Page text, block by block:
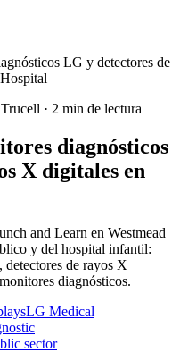
LG y detectores de
· 2 min de lectura
diagnósticos
X digitales en
and Learn en Westmead
y del hospital infantil:
de rayos X
diagnósticos.
LG Medical
sector